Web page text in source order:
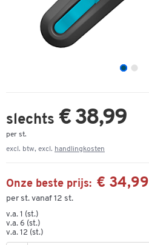
slechts € 38,99
per st.
excl. btw, excl. handlingkosten
Onze beste prijs: € 34,99
per st. vanaf 12 st.
v.a. 1 (st.)
v.a. 6 (st.)
v.a. 12 (st.)